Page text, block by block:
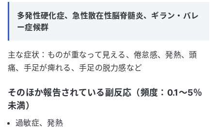
多発性硬化症、急性散在性脳脊髄炎、ギラン・バレ
ー症候群
主な症状：ものが重なって見える、倦怠感、発熱、頭
痛、手足が痺れる、手足の脱力感など
そのほか報告されている副反応（頻度：0.1～5％
未満）
過敏症、発熱